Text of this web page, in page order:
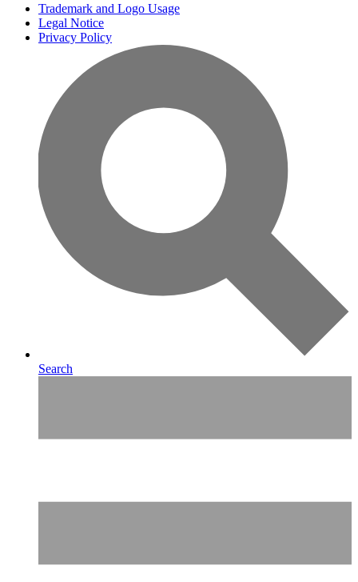
Trademark and Logo Usage
Legal Notice
Privacy Policy
Search